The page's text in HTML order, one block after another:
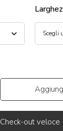
Check-out veloce